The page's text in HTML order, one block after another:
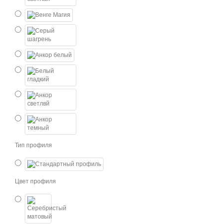
Тип профиля
Цвет профиля